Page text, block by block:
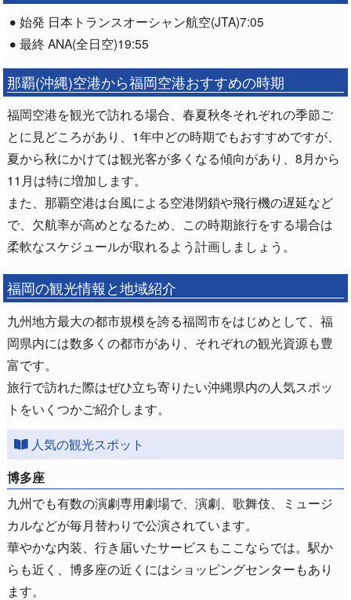
始発 日本トランスオーシャン航空(JTA)7:05
最終 ANA(全日空)19:55
那覇(沖縄)空港から福岡空港おすすめの時期
福岡空港を観光で訪れる場合、春夏秋冬それぞれの季節ご
とに見どころがあり、1年中どの時期でもおすすめですが、
夏から秋にかけては観光客が多くなる傾向があり、8月から
11月は特に増加します。
また、那覇空港は台風による空港閉鎖や飛行機の遅延など
で、欠航率が高めとなるため、この時期旅行をする場合は
柔軟なスケジュールが取れるよう計画しましょう。
福岡の観光情報と地域紹介
九州地方最大の都市規模を誇る福岡市をはじめとして、福
岡県内には数多くの都市があり、それぞれの観光資源も豊
富です。
旅行で訪れた際はぜひ立ち寄りたい沖縄県内の人気スポッ
トをいくつかご紹介します。
人気の観光スポット
博多座
九州でも有数の演劇専用劇場で、演劇、歌舞伎、ミュージ
カルなどが毎月替わりで公演されています。
華やかな内装、行き届いたサービスもここならでは。駅か
らも近く、博多座の近くにはショッピングセンターもあり
ます。